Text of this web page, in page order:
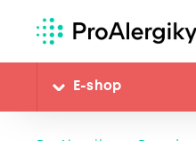
E-shop